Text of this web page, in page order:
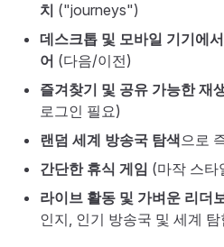
치 ("journeys")
데스크톱 및 모바일 기기에
어 (다음/이전)
즐겨찾기 및 공유 가능한 재
로그인 필요)
랜덤 세계 방송국 탐색으로
간단한 휴식 게임 (마작 스타
라이브 활동 및 가벼운 리더
인지, 인기 방송국 및 세계